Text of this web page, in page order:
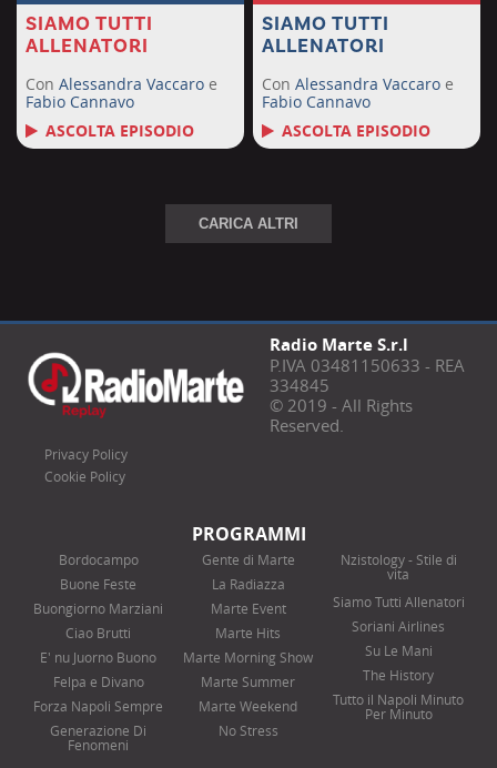
SIAMO TUTTI
ALLENATORI
Con Alessandra Vaccaro e
Fabio Cannavo
ASCOLTA EPISODIO
SIAMO TUTTI
ALLENATORI
ConAlessandra Vaccaro e
Fabio Cannavo
ASCOLTA EPISODIO
CARICA ALTRI
Radio Marte S.r.l
P.IVA 03481150633 - REA
334845
© 2019 - All Rights
Reserved.
Privacy Policy
Cookie Policy
PROGRAMMI
Bordocampo
Buone Feste
Buongiorno Marziani
Ciao Brutti
E' nu Juorno Buono
Felpa e Divano
Forza Napoli Sempre
Generazione Di
Fenomeni
Gente di Marte
La Radiazza
Marte Event
Marte Hits
Marte Morning Show
Marte Summer
Marte Weekend
No Stress
Nzistology - Stile di
vita
Siamo Tutti Allenatori
Soriani Airlines
Su Le Mani
The History
Tutto il Napoli Minuto
Per Minuto